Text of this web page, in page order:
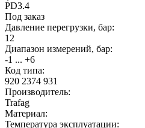
PD3.4
Под заказ
Давление перегрузки, бар:
12
Диапазон измерений, бар:
-1 ... +6
Код типа:
920 2374 931
Производитель:
Trafag
Материал:
Температура эксплуатации: